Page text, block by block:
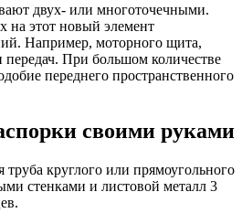
двух- или многоточечными.
на этот новый элемент
Например, моторного щита,
передач. При большом количестве
переднего пространственного
своими руками
труба круглого или прямоугольного
стенками и листовой металл 3